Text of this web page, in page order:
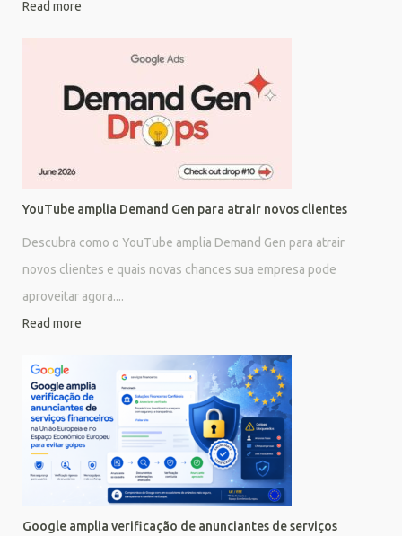
Read more
YouTube amplia Demand Gen para atrair novos clientes
Descubra como o YouTube amplia Demand Gen para atrair
novos clientes e quais novas chances sua empresa pode
aproveitar agora....
Read more
Google amplia verificação de anunciantes de serviços